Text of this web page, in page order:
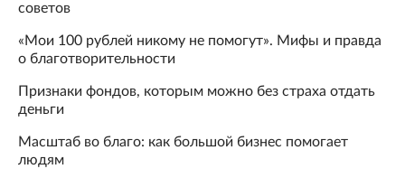
советов
«Мои 100 рублей никому не помогут». Мифы и правда
о благотворительности
Признаки фондов, которым можно без страха отдать
деньги
Масштаб во благо: как большой бизнес помогает
людям